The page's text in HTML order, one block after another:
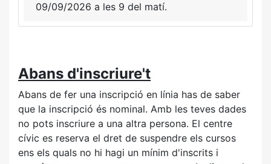
09/09/2026 a les 9 del matí.
Abans d'inscriure't
Abans de fer una inscripció en línia has de saber
que la inscripció és nominal. Amb les teves dades
no pots inscriure a una altra persona. El centre
cívic es reserva el dret de suspendre els cursos
ens els quals no hi hagi un mínim d'inscrits i